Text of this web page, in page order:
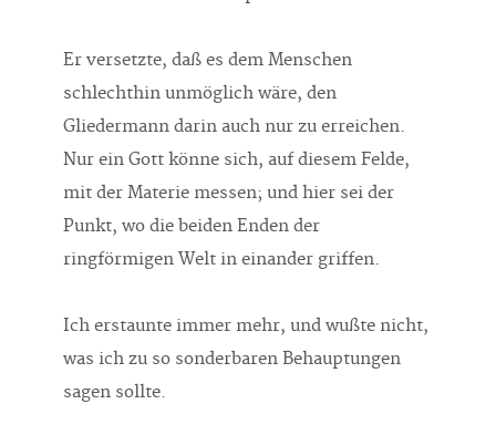
Er versetzte, daß es dem Menschen
schlechthin unmöglich wäre, den
Gliedermann darin auch nur zu erreichen.
Nur ein Gott könne sich, auf diesem Felde,
mit der Materie messen; und hier sei der
Punkt, wo die beiden Enden der
ringförmigen Welt in einander griffen.
Ich erstaunte immer mehr, und wußte nicht,
was ich zu so sonderbaren Behauptungen
sagen sollte.